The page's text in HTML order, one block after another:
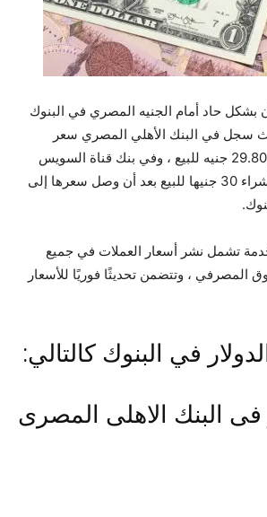
بشكل حاد أمام الجنيه المصري في البنوك
سجل في البنك الأهلي المصري سعر
29.75 جنيه للشراء و 29.80 جنيه للبيع ، وفي بنك قناة السويس
سجل 29.90 جنيه. للشراء 30 جنيها للبيع بعد أن وصل سعرها إلى
خدمة تشمل نشر أسعار العملات في جميع
المصرفي ، وتتضمن تحديثًا فوريًا للأسعار
في البنوك كالتالي:
فى البنك الاهلى المصرى